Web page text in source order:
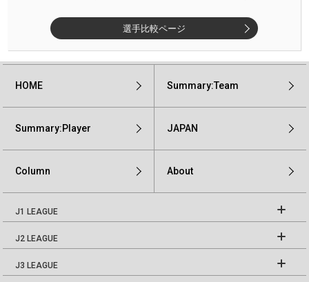
選手比較ページ
HOME Summary:Team
Summary:Player JAPAN
Column About
J1 LEAGUE
J2 LEAGUE
J3 LEAGUE